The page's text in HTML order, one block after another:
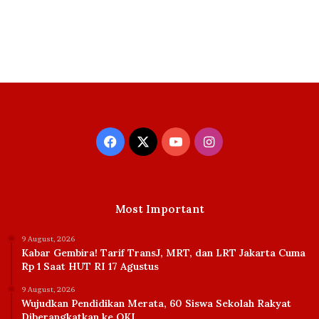
Facebook
X YouTubeInstagram
Most Important
9 August, 2026
Kabar Gembira! Tarif TransJ, MRT, dan LRT Jakarta Cuma
Rp 1 Saat HUT RI 17 Agustus
9 August, 2026
Wujudkan Pendidikan Merata, 60 Siswa Sekolah Rakyat